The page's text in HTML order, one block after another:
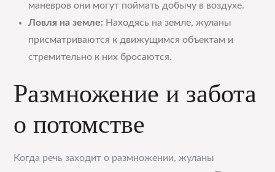
маневров они могут поймать добычу в воздухе.
Ловля на земле: Находясь на земле, жуланы
присматриваются к движущимся объектам и
стремительно к них бросаются.
Размножение и забота
о потомстве
Когда речь заходит о размножении, жуланы